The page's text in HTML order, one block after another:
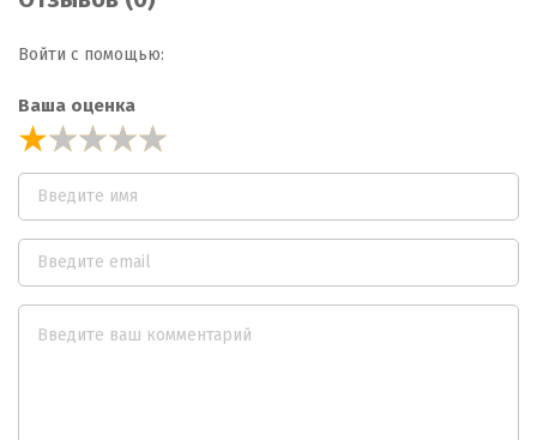
Войти с помощью:
Ваша оценка